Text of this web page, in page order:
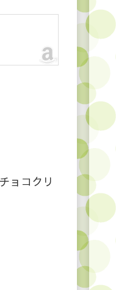
ョコクリ